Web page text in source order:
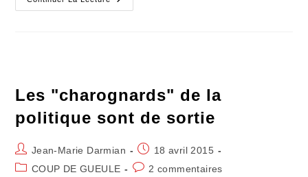
Voyage
Les "charognards" de la
politique sont de sortie
Auteur/autrice
de
Jean-Marie Darmian
Publication
publiée :
18 avril 2015
PostCOUP DE GUEULE
Commentaires
2 commentaires